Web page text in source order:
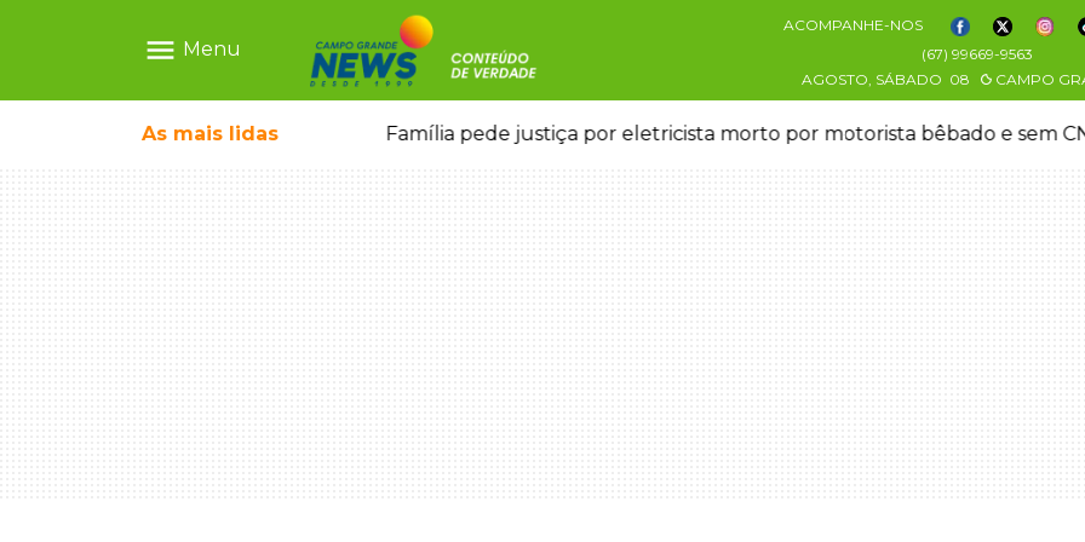
menu Menu
ACOMPANHE-NOS
(67) 99669-9563
AGOSTO, SÁBADO 08 CAMPO
As mais lidas
e morre a caminho do hospital Família pede justiça por eletricista morto por motorista bêbado e sem